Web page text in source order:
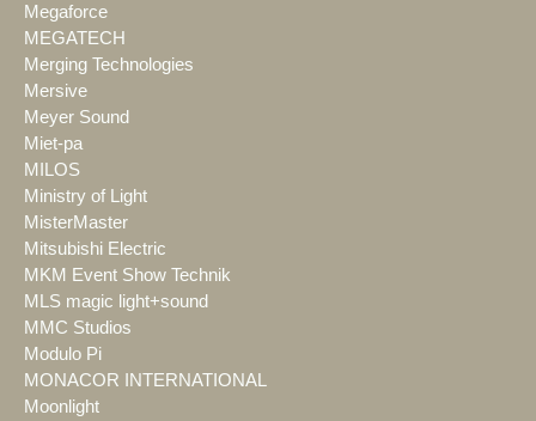
Megaforce
MEGATECH
Merging Technologies
Mersive
Meyer Sound
Miet-pa
MILOS
Ministry of Light
MisterMaster
Mitsubishi Electric
MKM Event Show Technik
MLS magic light+sound
MMC Studios
Modulo Pi
MONACOR INTERNATIONAL
Moonlight